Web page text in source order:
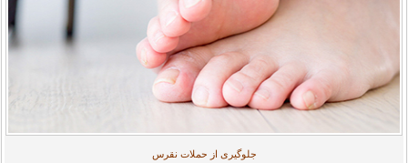
جلوگیری از حملات نقرس